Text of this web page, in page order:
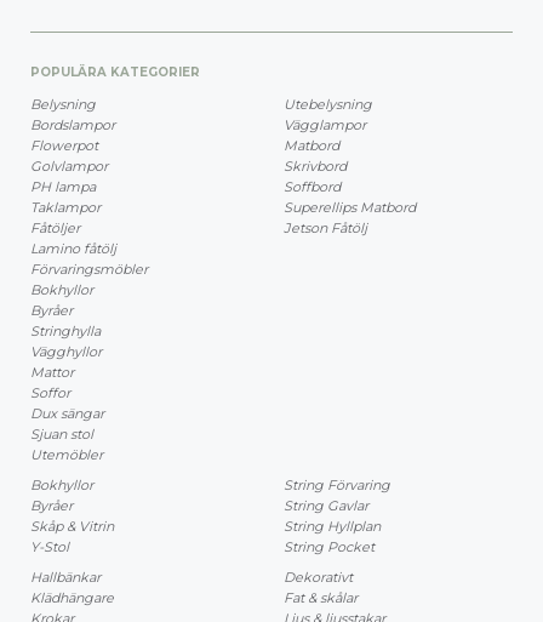
POPULÄRA KATEGORIER
Belysning
Bordslampor
Flowerpot
Golvlampor
PH lampa
Taklampor
Fåtöljer
Lamino fåtölj
Förvaringsmöbler
Bokhyllor
Byråer
Stringhylla
Vägghyllor
Mattor
Soffor
Dux sängar
Sjuan stol
Utemöbler
Utebelysning
Vägglampor
Matbord
Skrivbord
Soffbord
Superellips Matbord
Jetson Fåtölj
Bokhyllor
Byråer
Skåp & Vitrin
Y-Stol
String Förvaring
String Gavlar
String Hyllplan
String Pocket
Hallbänkar
Klädhängare
Dekorativt
Fat & skålar